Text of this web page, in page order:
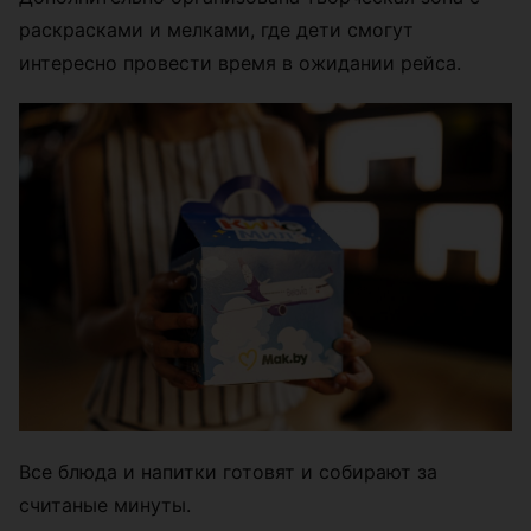
раскрасками и мелками, где дети смогут
интересно провести время в ожидании рейса.
Все блюда и напитки готовят и собирают за
считаные минуты.